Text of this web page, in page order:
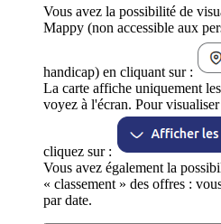
Vous avez la possibilité de
Mappy (non accessible aux
handicap) en cliquant sur :
La carte affiche uniquement
voyez à l'écran. Pour
cliquez sur :
Vous avez également la
« classement » des offres :
par date.